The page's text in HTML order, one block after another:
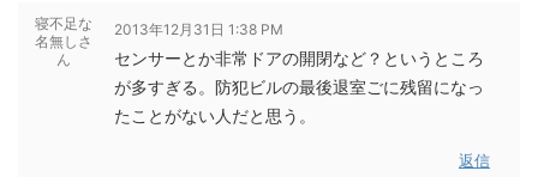
寝不足な
名無しさ
ん
2013年12月31日 1:38 PM
センサーとか非常ドアの開閉など？というところ
が多すぎる。防犯ビルの最後退室ごに残留になっ
たことがない人だと思う。
返信